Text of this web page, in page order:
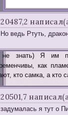
20487,2
Но ведь Ртуть,
знать) Я им
как
кто самка, а кто
20501,7
задумалась я тут о